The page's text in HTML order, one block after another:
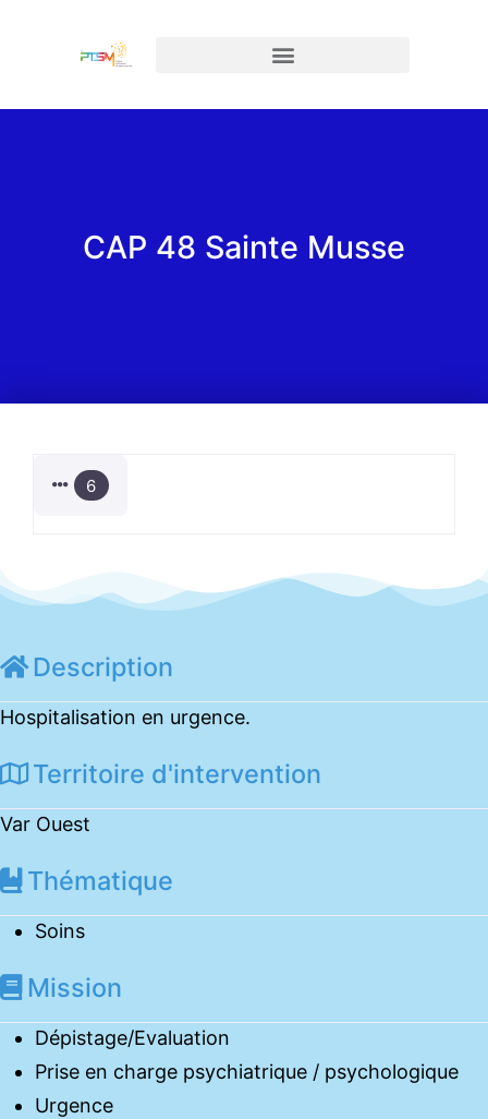
CAP 48 Sainte Musse
6
Description
Hospitalisation en urgence.
Territoire d'intervention
Var Ouest
Thématique
Soins
Mission
Dépistage/Evaluation
Prise en charge psychiatrique / psychologique
Urgence